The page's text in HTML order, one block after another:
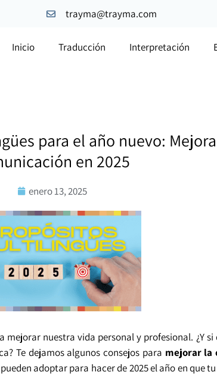
trayma@trayma.com
Inicio Traducción Interpretación
para el año nuevo:
en 2025
enero 13, 2025
nuestra vida personal y profesional. ¿Y si
Te dejamos algunos consejos para mejorar la
adoptar para hacer de 2025 el año en que